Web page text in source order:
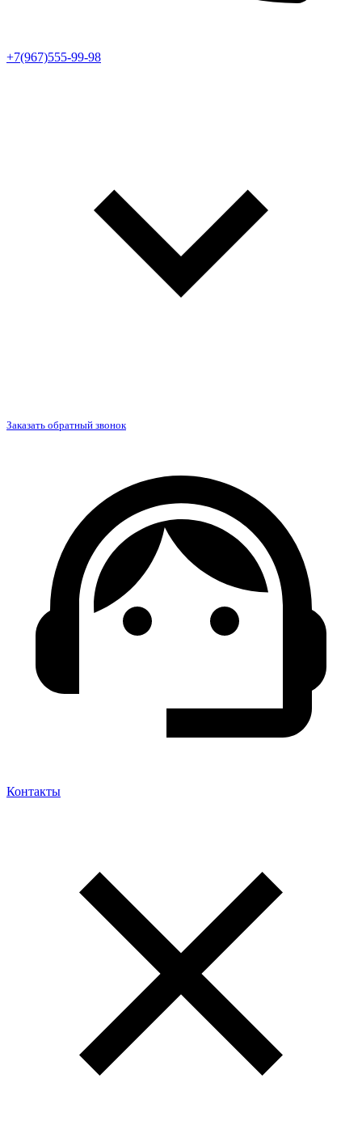
+7(967)555-99-98
Заказать обратный звонок
Контакты